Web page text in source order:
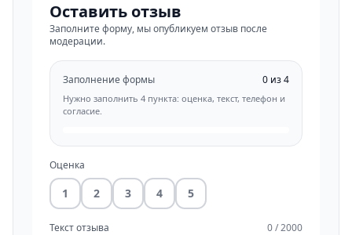
Оставить отзыв
Заполните форму, мы опубликуем отзыв после
модерации.
Заполнение формы 0 из 4
Нужно заполнить 4 пункта: оценка, текст, телефон и
согласие.
Оценка
1 2 3 4 5
Текст отзыва 0 / 2000